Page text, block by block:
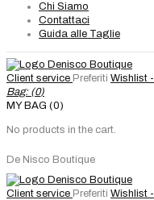
Chi Siamo
Contattaci
Guida alle Taglie
Client service Preferiti Wishlist -
Bag: (0)
MY BAG (0)
No products in the cart.
De Nisco Boutique
Client service Preferiti Wishlist -